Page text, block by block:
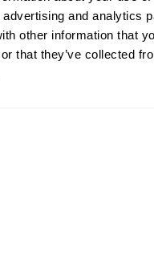
and analytics
other information that
that they’ve collected
stämmer inte
installationer ska
vill säga kunna plockas bort
till ursprungligt
lösa allt, mycket tack
också nöjd med hur man
att kunna anpassa ett över
en modern, fungerande